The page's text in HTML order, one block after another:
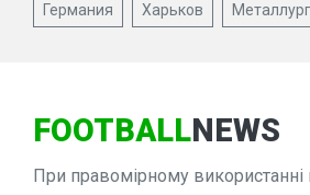
Германия Харьков Металлург
FOOTBALLNEWS
При правомірному використанні